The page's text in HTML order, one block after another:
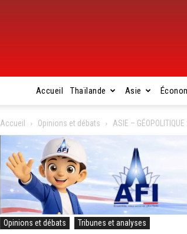
Accueil Thaïlande Asie
Accueil Opinions et débats ASIE –
Opinions et débats Tribunes et analyses